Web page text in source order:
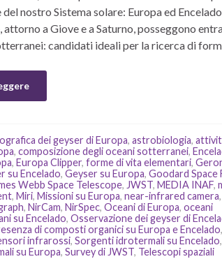
nostro Sistema solare: Europa ed
a Giove e a Saturno, posseggono
candidati ideali per la ricerca di
dei geyser di Europa, astrobiologia,
, composizione degli oceani sotterranei,
, Europa Clipper, forme di vita elementari,
su Encelado, Geyser su Europa, Goodard Space
Webb Space Telescope, JWST, MEDIA INAF,
, Miri, Missioni su Europa, near-infrared camera,
, NirCam, NirSpec, Oceani di Europa, oceani
su Encelado, Osservazione dei geyser di
di composti organici su Europa e Encelado,
infrarossi, Sorgenti idrotermali su Encelado,
su Europa, Survey di JWST, Telescopi spaziali